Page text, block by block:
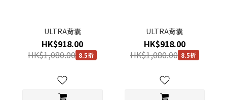
ULTRA背囊
HK$918.00
HK$1,080.00 8.5折
ULTRA背囊
HK$918.00
HK$1,080.00 8.5折